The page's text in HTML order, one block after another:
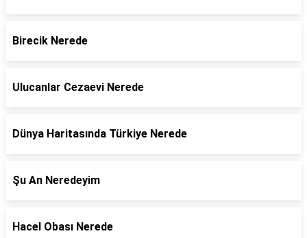
Birecik Nerede
Ulucanlar Cezaevi Nerede
Dünya Haritasında Türkiye Nerede
Şu An Neredeyim
Hacel Obası Nerede